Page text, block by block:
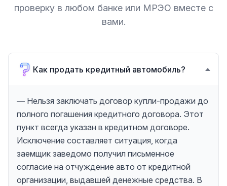
проверку в любом банке или МРЭО вместе с
вами.
Как продать кредитный автомобиль?
— Нельзя заключать договор купли-продажи до
полного погашения кредитного договора. Этот
пункт всегда указан в кредитном договоре.
Исключение составляет ситуация, когда
заемщик заведомо получил письменное
согласие на отчуждение авто от кредитной
организации, выдавшей денежные средства. В